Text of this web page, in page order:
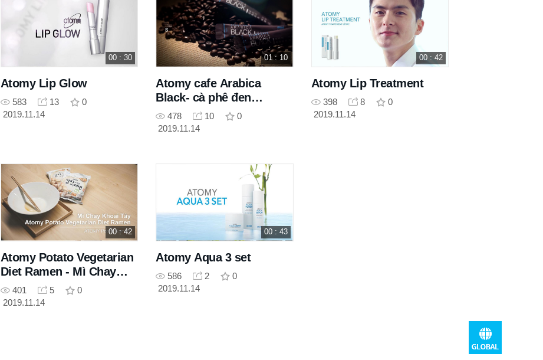
00 : 30
Atomy Lip Glow
583 13
0
2019.11.14
01 : 10
Atomy cafe Arabica
Black- cà phê đen
Arabica
478 10
0
2019.11.14
00 : 42
Atomy Lip Treatment
398 8
0
2019.11.14
00 : 42
Atomy Potato Vegetarian
Diet Ramen - Mì Chay
Khoai Tây
401 5
0
2019.11.14
00 : 43
Atomy Aqua 3 set
586 2
0
2019.11.14